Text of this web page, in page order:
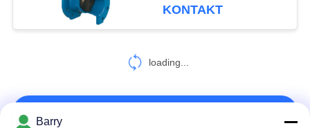
KONTAKT
loading...
Barry